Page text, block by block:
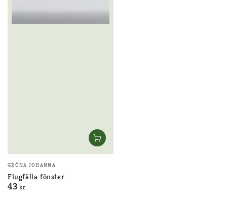
Säljare:
GRÖNA JOHANNA
Flugfälla fönster
Ordinarie
43 kr